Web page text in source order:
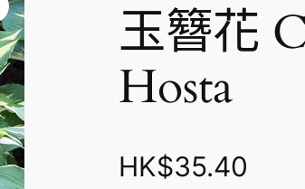
玉簪花
Hosta
HK$35.40